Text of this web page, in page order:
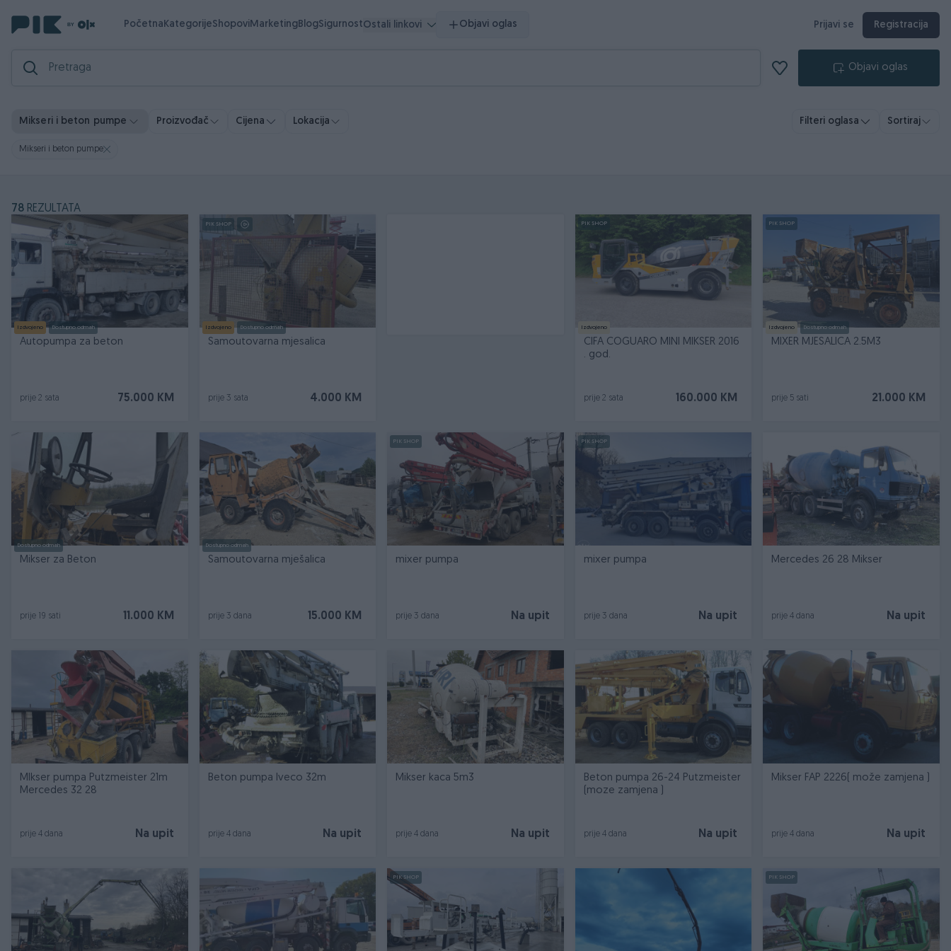
PočetnaKategorijeShopoviMarketingBlogSigurnostOstali linkovi Objavi oglas Prijavi se Registracija
Objavi oglas
Mikseri i beton pumpe Proizvođač Cijena Lokacija Filteri oglasa Sortiraj
Mikseri i beton pumpe
78 REZULTATA
Izdvojeno Dostupno odmah
Autopumpa za beton
75.000 KM
prije 2 sata
PIK SHOP
Izdvojeno Dostupno odmah
Samoutovarna mjesalica
4.000 KM
prije 3 sata
PIK SHOP
Izdvojeno
CIFA COGUARO MINI MIKSER 2016
. god.
160.000 KM
prije 2 sata
PIK SHOP
Izdvojeno Dostupno odmah
MIXER MJESALICA 2.5M3
21.000 KM
prije 5 sati
Dostupno odmah
Mikser za Beton
11.000 KM
prije 19 sati
Dostupno odmah
Samoutovarna mješalica
15.000 KM
prije 3 dana
PIK SHOP
mixer pumpa
Na upit
prije 3 dana
PIK SHOP
mixer pumpa
Na upit
prije 3 dana
Mercedes 26 28 Mikser
Na upit
prije 4 dana
MIkser pumpa Putzmeister 21m
Mercedes 32 28
Na upit
prije 4 dana
Beton pumpa Iveco 32m
Na upit
prije 4 dana
Mikser kaca 5m3
Na upit
prije 4 dana
Beton pumpa 26-24 Putzmeister
(moze zamjena )
Na upit
prije 4 dana
Mikser FAP 2226( može zamjena )
Na upit
prije 4 dana
PIK SHOP PIK SHOP